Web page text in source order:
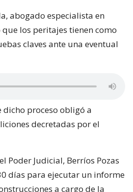
abogado especialista en
los peritajes tienen como
claves ante una eventual
dicho proceso obligó a
decretadas por el
Poder Judicial, Berríos Pozas
días para ejecutar un informe
a cargo de la